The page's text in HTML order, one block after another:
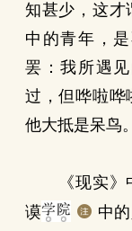
知甚少，这才
中的青年，
罢：我所遇
过，但哗啦哗
他大抵是呆鸟。
《现实》中
谟
中